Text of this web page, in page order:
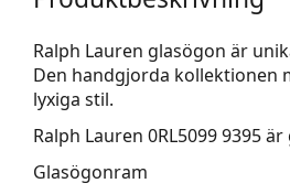
Ralph Lauren glasögon är
Den handgjorda kollektionen
lyxiga stil.
Ralph Lauren 0RL5099 9395är
Glasögonram